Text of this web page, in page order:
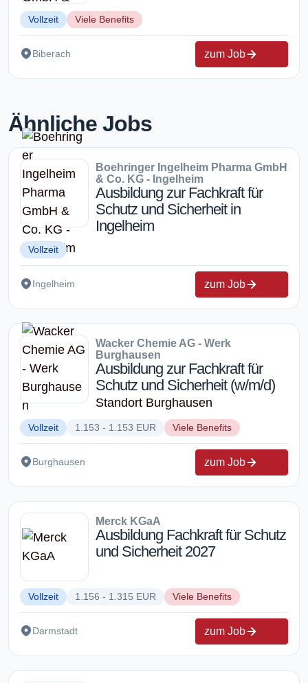
Vollzeit Viele Benefits
Biberach zum Job
Ähnliche Jobs
Boehringer Ingelheim Pharma GmbH
& Co. KG - Ingelheim
Ausbildung zur Fachkraft für
Schutz und Sicherheit in
Ingelheim
Vollzeit
Ingelheim zum Job
Wacker Chemie AG - Werk
Burghausen
Ausbildung zur Fachkraft für
Schutz und Sicherheit (w/m/d)
Standort Burghausen
Vollzeit 1.153 - 1.153 EUR Viele Benefits
Burghausen zum Job
Merck KGaA
Ausbildung Fachkraft für Schutz
und Sicherheit 2027
Vollzeit 1.156 - 1.315 EUR Viele Benefits
Darmstadt zum Job